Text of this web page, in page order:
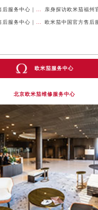
欧米茄服务中心
北京欧米茄维修服务中心